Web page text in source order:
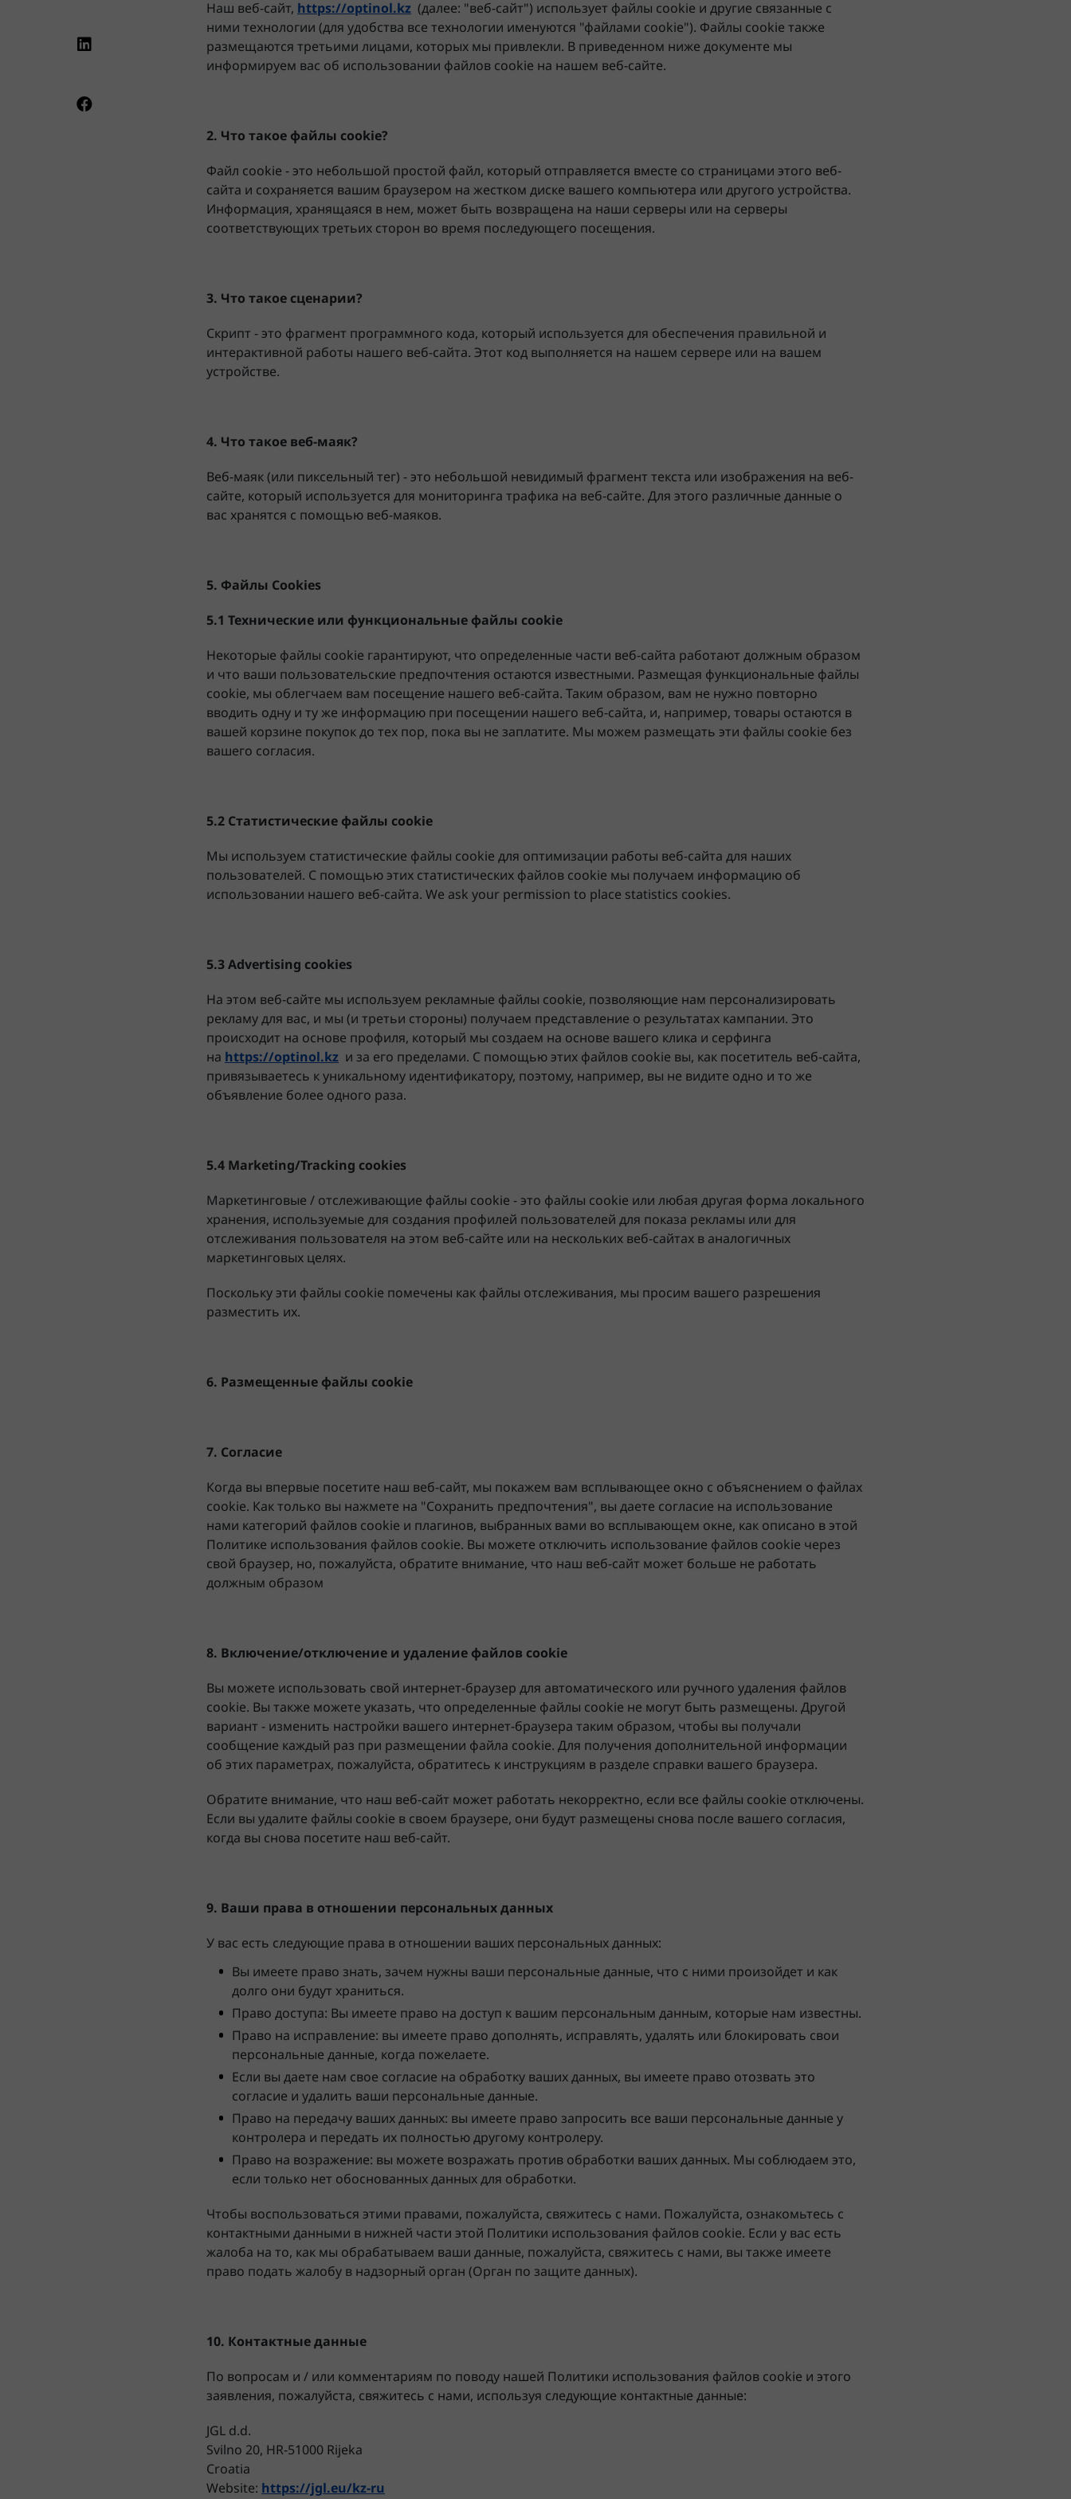
Наш веб-сайт, https://optinol.kz (далее: "веб-сайт") использует файлы cookie и другие связанные с
ними технологии (для удобства все технологии именуются "файлами cookie"). Файлы cookie также
размещаются третьими лицами, которых мы привлекли. В приведенном ниже документе мы
информируем вас об использовании файлов cookie на нашем веб-сайте.
2. Что такое файлы cookie?
Файл cookie - это небольшой простой файл, который отправляется вместе со страницами этого веб-
сайта и сохраняется вашим браузером на жестком диске вашего компьютера или другого устройства.
Информация, хранящаяся в нем, может быть возвращена на наши серверы или на серверы
соответствующих третьих сторон во время последующего посещения.
3. Что такое сценарии?
Скрипт - это фрагмент программного кода, который используется для обеспечения правильной и
интерактивной работы нашего веб-сайта. Этот код выполняется на нашем сервере или на вашем
устройстве.
4. Что такое веб-маяк?
Веб-маяк (или пиксельный тег) - это небольшой невидимый фрагмент текста или изображения на веб-
сайте, который используется для мониторинга трафика на веб-сайте. Для этого различные данные о
вас хранятся с помощью веб-маяков.
5. Файлы Cookies
5.1 Технические или функциональные файлы cookie
Некоторые файлы cookie гарантируют, что определенные части веб-сайта работают должным образом
и что ваши пользовательские предпочтения остаются известными. Размещая функциональные файлы
cookie, мы облегчаем вам посещение нашего веб-сайта. Таким образом, вам не нужно повторно
вводить одну и ту же информацию при посещении нашего веб-сайта, и, например, товары остаются в
вашей корзине покупок до тех пор, пока вы не заплатите. Мы можем размещать эти файлы cookie без
вашего согласия.
5.2 Статистические файлы cookie
Мы используем статистические файлы cookie для оптимизации работы веб-сайта для наших
пользователей. С помощью этих статистических файлов cookie мы получаем информацию об
использовании нашего веб-сайта. We ask your permission to place statistics cookies.
5.3 Advertising cookies
На этом веб-сайте мы используем рекламные файлы cookie, позволяющие нам персонализировать
рекламу для вас, и мы (и третьи стороны) получаем представление о результатах кампании. Это
происходит на основе профиля, который мы создаем на основе вашего клика и серфинга
на https://optinol.kz и за его пределами. С помощью этих файлов cookie вы, как посетитель веб-сайта,
привязываетесь к уникальному идентификатору, поэтому, например, вы не видите одно и то же
объявление более одного раза.
5.4 Marketing/Tracking cookies
Маркетинговые / отслеживающие файлы cookie - это файлы cookie или любая другая форма локального
хранения, используемые для создания профилей пользователей для показа рекламы или для
отслеживания пользователя на этом веб-сайте или на нескольких веб-сайтах в аналогичных
маркетинговых целях.
Поскольку эти файлы cookie помечены как файлы отслеживания, мы просим вашего разрешения
разместить их.
6. Размещенные файлы cookie
7. Согласие
Когда вы впервые посетите наш веб-сайт, мы покажем вам всплывающее окно с объяснением о файлах
cookie. Как только вы нажмете на "Сохранить предпочтения", вы даете согласие на использование
нами категорий файлов cookie и плагинов, выбранных вами во всплывающем окне, как описано в этой
Политике использования файлов cookie. Вы можете отключить использование файлов cookie через
свой браузер, но, пожалуйста, обратите внимание, что наш веб-сайт может больше не работать
должным образом
8. Включение/отключение и удаление файлов cookie
Вы можете использовать свой интернет-браузер для автоматического или ручного удаления файлов
cookie. Вы также можете указать, что определенные файлы cookie не могут быть размещены. Другой
вариант - изменить настройки вашего интернет-браузера таким образом, чтобы вы получали
сообщение каждый раз при размещении файла cookie. Для получения дополнительной информации
об этих параметрах, пожалуйста, обратитесь к инструкциям в разделе справки вашего браузера.
Обратите внимание, что наш веб-сайт может работать некорректно, если все файлы cookie отключены.
Если вы удалите файлы cookie в своем браузере, они будут размещены снова после вашего согласия,
когда вы снова посетите наш веб-сайт.
9. Ваши права в отношении персональных данных
У вас есть следующие права в отношении ваших персональных данных:
Вы имеете право знать, зачем нужны ваши персональные данные, что с ними произойдет и как
долго они будут храниться.
Право доступа: Вы имеете право на доступ к вашим персональным данным, которые нам известны.
Право на исправление: вы имеете право дополнять, исправлять, удалять или блокировать свои
персональные данные, когда пожелаете.
Если вы даете нам свое согласие на обработку ваших данных, вы имеете право отозвать это
согласие и удалить ваши персональные данные.
Право на передачу ваших данных: вы имеете право запросить все ваши персональные данные у
контролера и передать их полностью другому контролеру.
Право на возражение: вы можете возражать против обработки ваших данных. Мы соблюдаем это,
если только нет обоснованных данных для обработки.
Чтобы воспользоваться этими правами, пожалуйста, свяжитесь с нами. Пожалуйста, ознакомьтесь с
контактными данными в нижней части этой Политики использования файлов cookie. Если у вас есть
жалоба на то, как мы обрабатываем ваши данные, пожалуйста, свяжитесь с нами, вы также имеете
право подать жалобу в надзорный орган (Орган по защите данных).
10. Контактные данные
По вопросам и / или комментариям по поводу нашей Политики использования файлов cookie и этого
заявления, пожалуйста, свяжитесь с нами, используя следующие контактные данные:
JGL d.d.
Svilno 20, HR-51000 Rijeka
Croatia
Website: https://jgl.eu/kz-ru